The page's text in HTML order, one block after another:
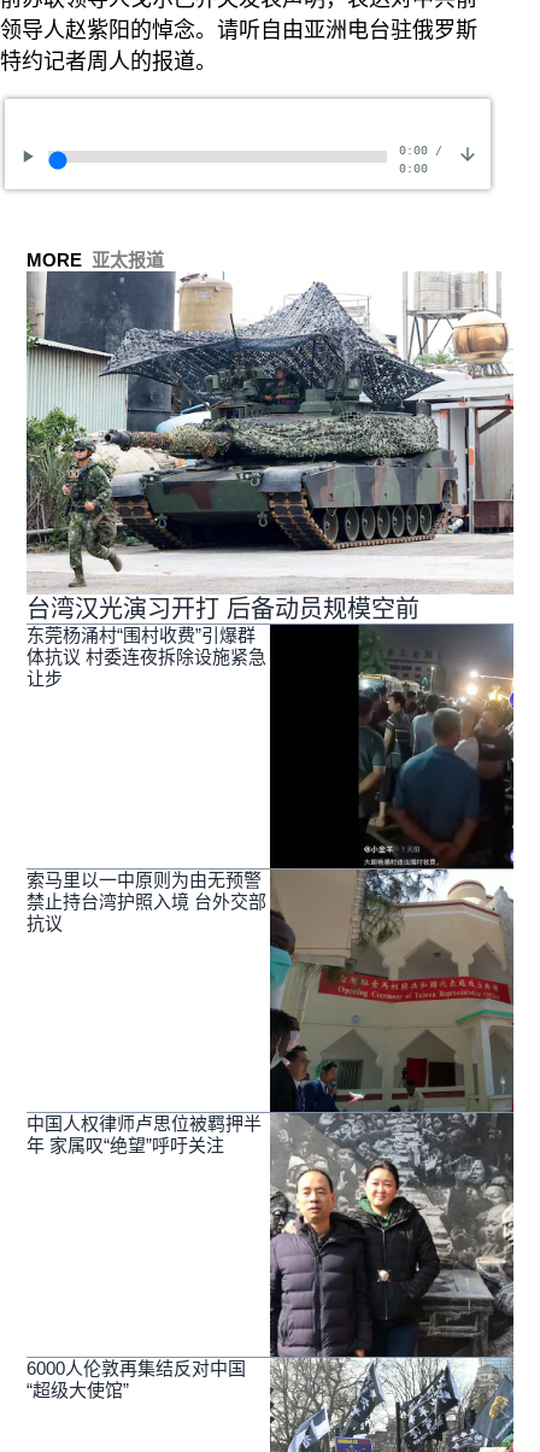
领导人赵紫阳的悼念。请听自由亚洲电台驻俄罗斯
特约记者周人的报道。
0:00/
0:00
MORE 亚太报道
台湾汉光演习开打 后备动员规模空前
东莞杨涌村“围村收费”引爆群
体抗议 村委连夜拆除设施紧急
让步
索马里以一中原则为由无预警
禁止持台湾护照入境 台外交部
抗议
中国人权律师卢思位被羁押半
年 家属叹“绝望”呼吁关注
6000人伦敦再集结反对中国
“超级大使馆”